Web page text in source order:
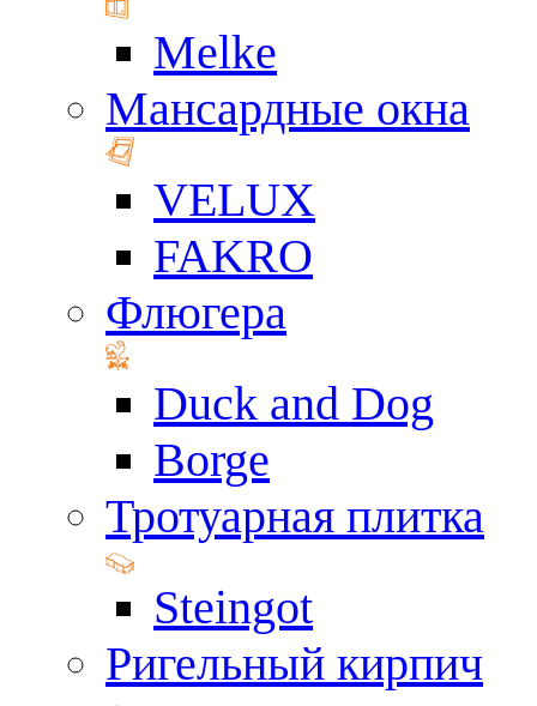
Melke
Мансардные окна
VELUX
FAKRO
Флюгера
Duck and Dog
Borge
Тротуарная плитка
Steingot
Ригельный кирпич